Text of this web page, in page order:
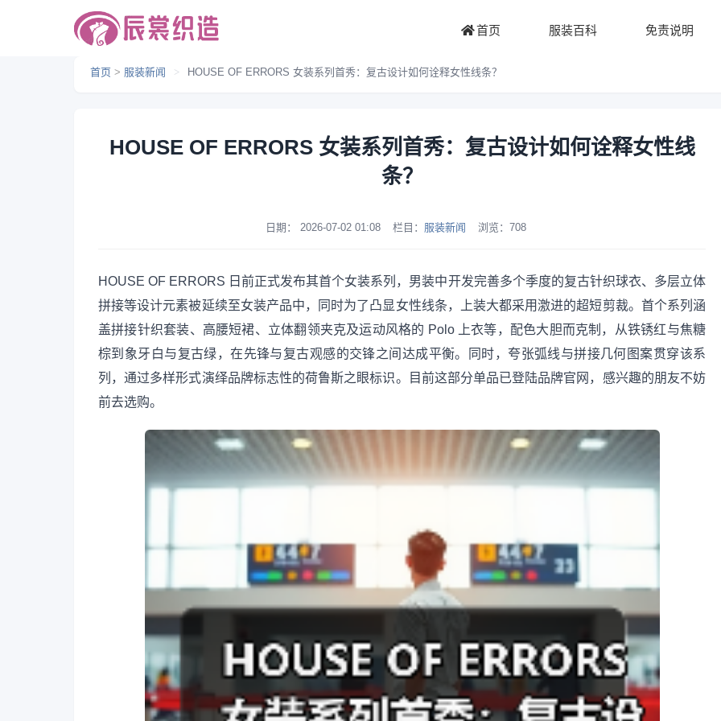
首页 服装百科 免责说明
首页 > 服装新闻 > HOUSE OF ERRORS 女装系列首秀：复古设计如何诠释女性线条？
HOUSE OF ERRORS 女装系列首秀：复古设计如何诠释女性线
条？
日期： 2026-07-02 01:08 栏目： 服装新闻 浏览： 708
HOUSE OF ERRORS 日前正式发布其首个女装系列，男装中开发完善多个季度的复古针织球衣、多层立体
拼接等设计元素被延续至女装产品中，同时为了凸显女性线条，上装大都采用激进的超短剪裁。首个系列涵
盖拼接针织套装、高腰短裙、立体翻领夹克及运动风格的 Polo 上衣等，配色大胆而克制，从铁锈红与焦糖
棕到象牙白与复古绿，在先锋与复古观感的交锋之间达成平衡。同时，夸张弧线与拼接几何图案贯穿该系
列，通过多样形式演绎品牌标志性的荷鲁斯之眼标识。目前这部分单品已登陆品牌官网，感兴趣的朋友不妨
前去选购。